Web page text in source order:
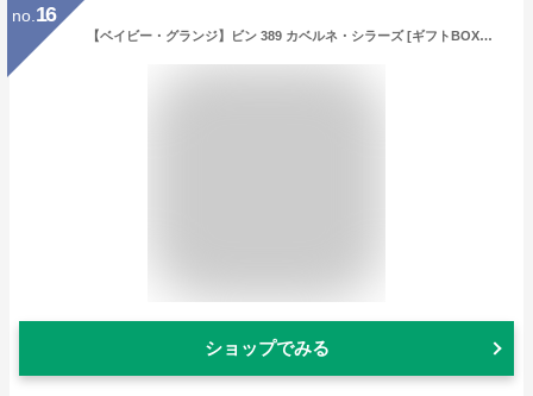
no. 16
【ベイビー・グランジ】ビン 389 カベルネ・シラーズ [ギフトBOX入り] [ 赤ワイン フルボディ オーストラリア 750ml ]
ショップでみる